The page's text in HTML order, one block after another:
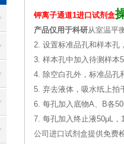
钾离子通道1进口试剂盒
产品仅用于科研从室温平
2. 设置标准品孔和样本孔
3. 样本孔中加入待测样本
4. 除空白孔外，标准品孔
5. 弃去液体，吸水纸上拍
6. 每孔加入底物A、B各
7. 每孔加入终止液50μL
公司进口试剂盒提供免费